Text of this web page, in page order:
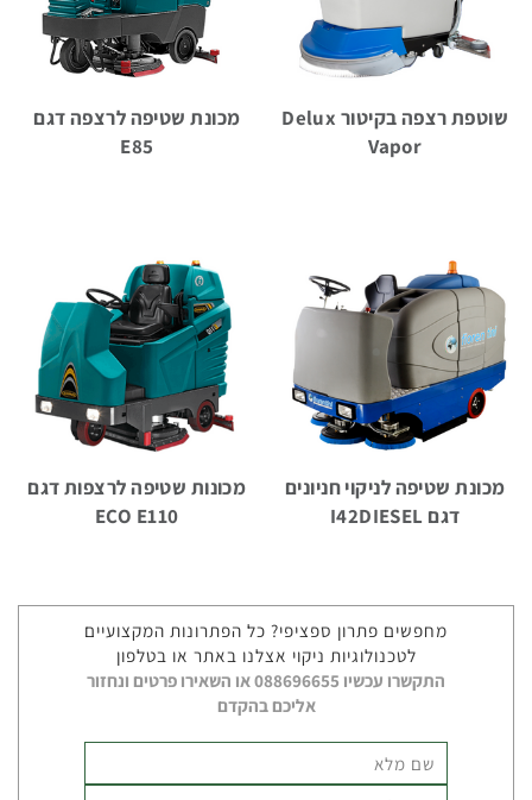
ומכלים
מכונות
שטיפה
לבית
מכונות
שטיפה
אוטונומיות
שוטפת רצפה בקיטור Delux
Vapor
מכונת שטיפה לרצפה דגם
E85
מכונת שטיפה לניקוי חניונים
דגם I42DIESEL
מכונות שטיפה לרצפות דגם
ECO E110
מחפשים פתרון ספציפי? כל הפתרונות המקצועיים
לטכנולוגיות ניקוי אצלנו באתר או בטלפון
התקשרו עכשיו 088696655 או השאירו פרטים ונחזור
אליכם בהקדם